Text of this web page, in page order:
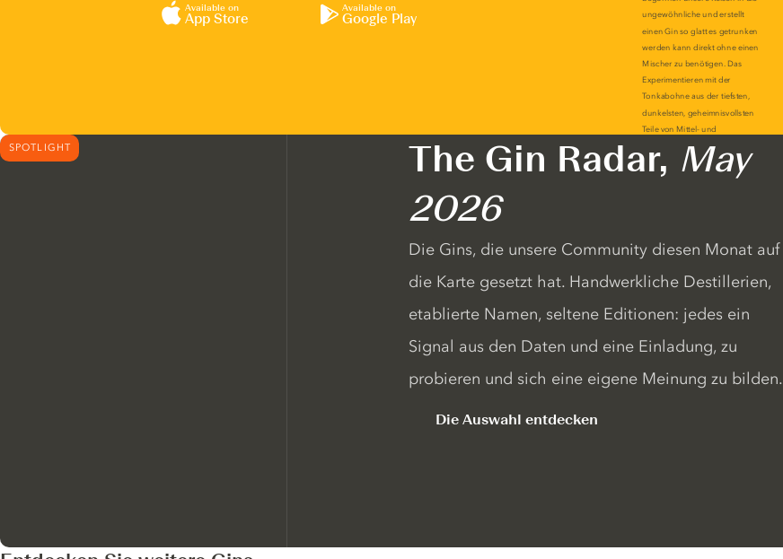
Available on
App Store
Available on
Google Play
SPOTLIGHT The Gin Radar, May
2026
Die Gins, die unsere Community diesen Monat auf
die Karte gesetzt hat. Handwerkliche Destillerien,
etablierte Namen, seltene Editionen: jedes ein
Signal aus den Daten und eine Einladung, zu
probieren und sich eine eigene Meinung zu bilden.
Die Auswahl entdecken